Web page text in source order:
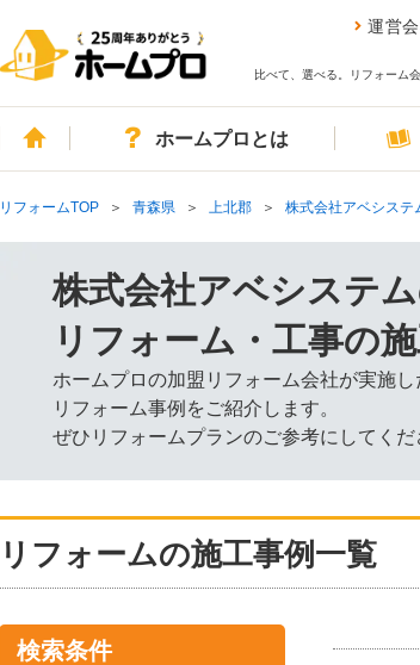
運営
比べて、選べる。リフォーム
ホームホームプロとは
リフォームTOP 青森県 上北郡 株式会社アベシステ
株式会社アベシステ
リフォーム・工事の
ホームプロの加盟リフォーム会社が実施し
リフォーム事例をご紹介します。
ぜひリフォームプランのご参考にしてくだ
リフォームの施工事例一覧
検索条件